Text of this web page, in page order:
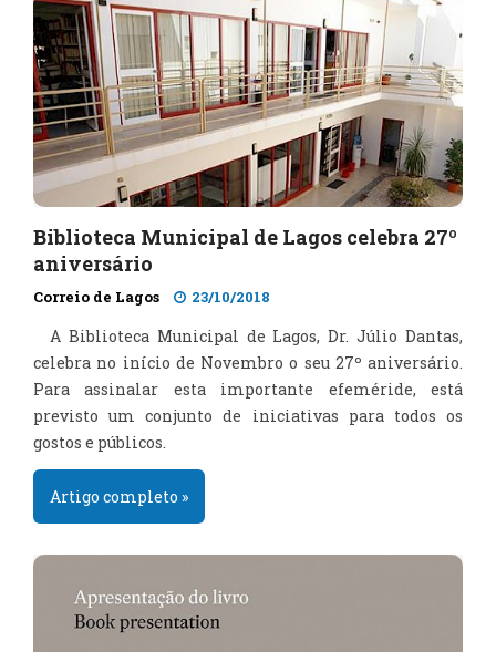
Biblioteca Municipal de Lagos celebra 27º
aniversário
Correio de Lagos 23/10/2018
A Biblioteca Municipal de Lagos, Dr. Júlio Dantas,
celebra no início de Novembro o seu 27º aniversário.
Para assinalar esta importante efeméride, está
previsto um conjunto de iniciativas para todos os
gostos e públicos.
Artigo completo »